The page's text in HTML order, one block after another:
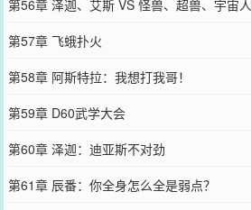
第56章 泽迦、艾斯 VS 怪兽、超兽、宇宙人
第57章 飞蛾扑火
第58章 阿斯特拉：我想打我哥！
第59章 D60武学大会
第60章 泽迦：迪亚斯不对劲
第61章 辰番：你全身怎么全是弱点？